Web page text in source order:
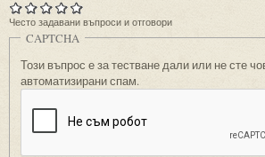
Често задавани въпроси и отговори
CAPTCHA
Този въпрос е за тестване дали или не сте
автоматизирани спам.